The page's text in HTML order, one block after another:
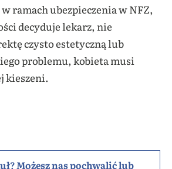
ramach ubezpieczenia w NFZ,
decyduje lekarz, nie
czysto estetyczną lub
problemu, kobieta musi
kieszeni.
Możesz nas pochwalić lub